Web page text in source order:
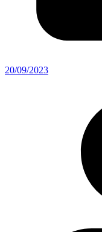
20/09/2023